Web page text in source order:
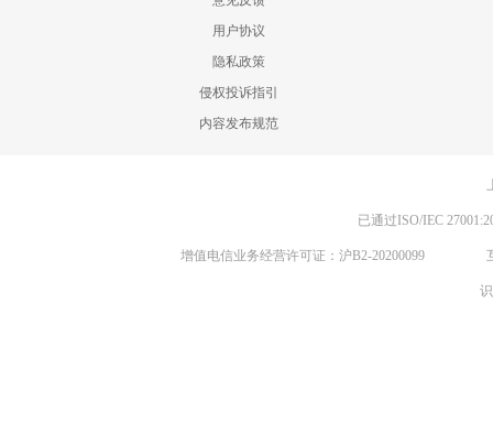
用户协议
隐私政策
侵权投诉指引
内容发布规范
已通过ISO/IEC
增值电信业务经营许可证：沪B2-20200099